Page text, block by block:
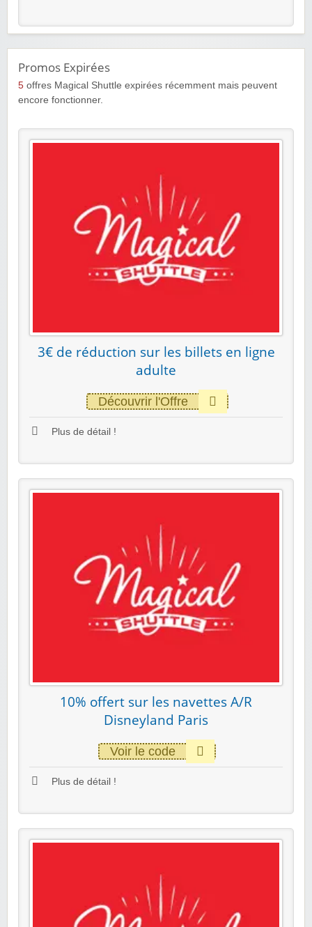
Promos Expirées
5 offres Magical Shuttle expirées récemment mais peuvent
encore fonctionner.
3€ de réduction sur les billets en ligne
adulte
Découvrir l'Offre
Plus de détail !
10% offert sur les navettes A/R
Disneyland Paris
Voir le code
Plus de détail !